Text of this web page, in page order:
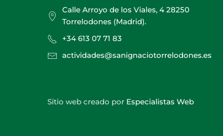
Calle Arroyo de los Viales, 4 28250
Torrelodones (Madrid).
+34 613 07 71 83
actividades@sanignaciotorrelodones.es
Sitio web creado por Especialistas Web